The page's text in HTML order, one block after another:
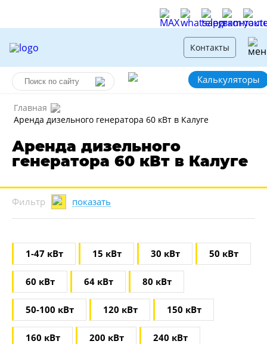
Контакты
Калькуляторы
Главная
Аренда дизельного генератора 60 кВт в Калуге
Аренда дизельного
генератора 60 кВт в Калуге
Фильтр показать
1-47 кВт 15 кВт 30 кВт 50 кВт
60 кВт 64 кВт 80 кВт
50-100 кВт 120 кВт 150 кВт
160 кВт 200 кВт 240 кВт